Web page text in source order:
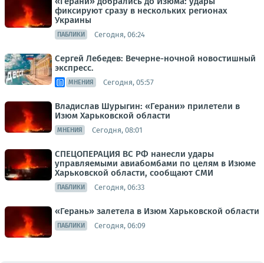
фиксируют сразу в нескольких регионах
Украины
ПАБЛИКИ Сегодня, 06:24
Сергей Лебедев: Вечерне-ночной новостишный
экспресс.
МНЕНИЯ Сегодня, 05:57
Владислав Шурыгин: «Герани» прилетели в
Изюм Харьковской области
МНЕНИЯ Сегодня, 08:01
СПЕЦОПЕРАЦИЯ ВС РФ нанесли удары
управляемыми авиабомбами по целям в Изюме
Харьковской области, сообщают СМИ
ПАБЛИКИ Сегодня, 06:33
«Герань» залетела в Изюм Харьковской области
ПАБЛИКИ Сегодня, 06:09